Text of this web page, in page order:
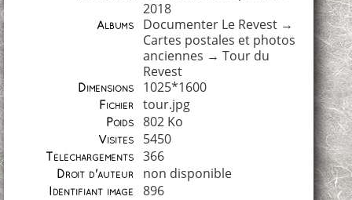
2018
Albums Documenter Le Revest→
Cartes postales et photos
anciennes → Tour du
Revest
Dimensions 1025*1600
Fichier tour.jpg
Poids 802 Ko
Visites 5450
Téléchargements 366
Droit d'auteur non disponible
Identifiant image 896